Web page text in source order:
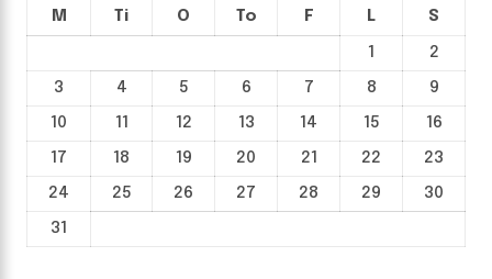
M Ti O To F L S
1
2
3
4 5 6 7 8
9
10
11 12 13 14 15
16
17
18 19 20 21 22
23
24
25 26 27 28 29
30
31